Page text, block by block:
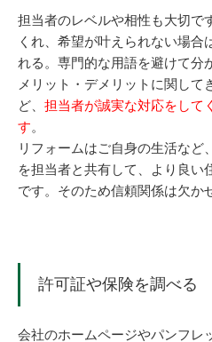
担当者のレベルや相性も大切で
くれ、希望が叶えられない場合
れる。専門的な用語を避けて分
メリット・デメリットに関して
ど、 担当者が誠実な対応をして
す。
リフォームはご自身の生活など
を担当者と共有して、より良い
です。そのため信頼関係は欠か
許可証や保険を調べる
会社のホームページやパンフレ